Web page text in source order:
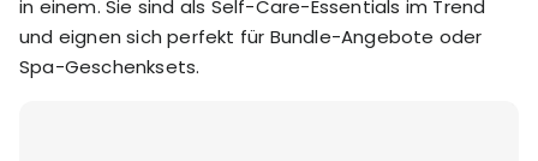
in einem. Sie sind als Self-Care-Essentials im Trend
und eignen sich perfekt für Bundle-Angebote oder
Spa-Geschenksets.